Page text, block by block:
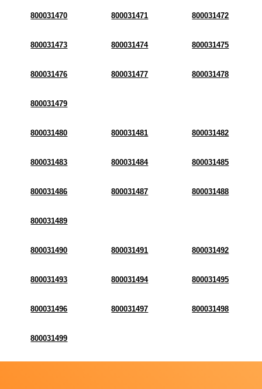
800031470 800031471 800031472
800031473 800031474 800031475
800031476 800031477 800031478
800031479
800031480 800031481 800031482
800031483 800031484 800031485
800031486 800031487 800031488
800031489
800031490 800031491 800031492
800031493 800031494 800031495
800031496 800031497 800031498
800031499